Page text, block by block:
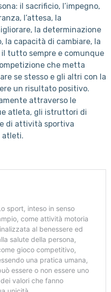
il sacrificio, l’impegno,
l’attesa, la
la determinazione
la capacità di cambiare, la
tutto sempre e comunque
che metta
se stesso e gli altri con la
un risultato positivo.
attraverso le
atleta, gli istruttori di
di attività sportiva
atleti.